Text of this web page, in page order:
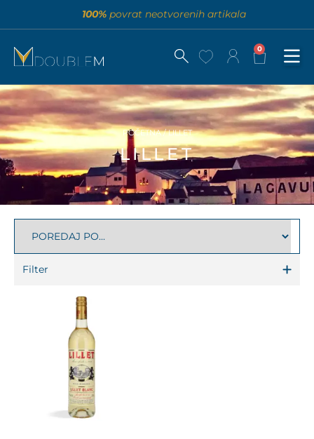
100% povrat neotvorenih artikala
0
POČETNA/ LILLET
LILLET
Filter